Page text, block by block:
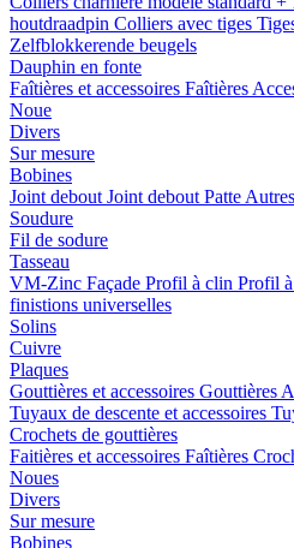
houtdraadpin Colliers avec tiges
Zelfblokkerende beugels
Dauphin en fonte
Faîtières et accessoires Faîtières
Noue
Divers
Sur mesure
Bobines
Joint debout Joint debout Patte Autres
Soudure
Fil de sodure
Tasseau
VM-Zinc Façade Profil à clin Profil
finistions universelles
Solins
Cuivre
Plaques
Gouttières et accessoires Gouttières
Tuyaux de descente et accessoires
Crochets de gouttières
Faitières et accessoires Faîtières
Noues
Divers
Sur mesure
Bobines